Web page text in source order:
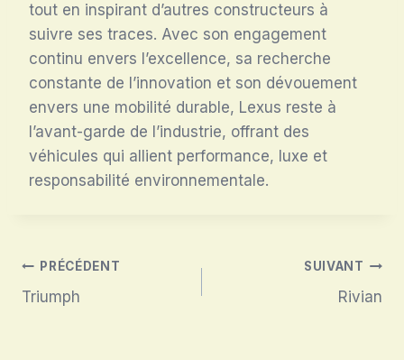
tout en inspirant d’autres constructeurs à
suivre ses traces. Avec son engagement
continu envers l’excellence, sa recherche
constante de l’innovation et son dévouement
envers une mobilité durable, Lexus reste à
l’avant-garde de l’industrie, offrant des
véhicules qui allient performance, luxe et
responsabilité environnementale.
Navigation
de
PRÉCÉDENT
Triumph
SUIVANT
Rivian